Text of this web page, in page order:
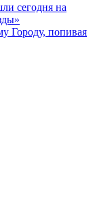
сегодня на
Городу, попивая